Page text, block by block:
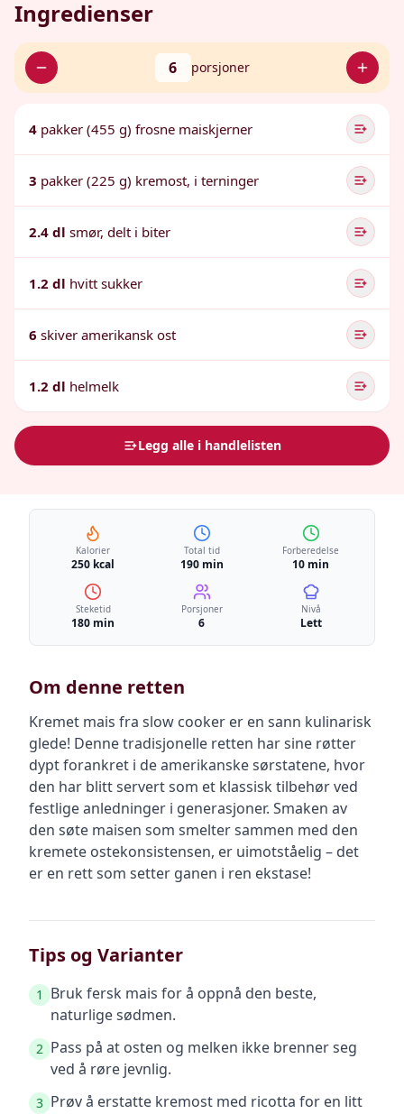
Ingredienser
6 porsjoner
4 pakker (455 g) frosne maiskjerner
3 pakker (225 g) kremost, i terninger
2.4 dl smør, delt i biter
1.2 dl hvitt sukker
6 skiver amerikansk ost
1.2 dl helmelk
Legg alle i handlelisten
Kalorier
250 kcal
Total tid
190 min
Forberedelse
10 min
Steketid
180 min
Porsjoner
6
Nivå
Lett
Om denne retten
Kremet mais fra slow cooker er en sann kulinarisk
glede! Denne tradisjonelle retten har sine røtter
dypt forankret i de amerikanske sørstatene, hvor
den har blitt servert som et klassisk tilbehør ved
festlige anledninger i generasjoner. Smaken av
den søte maisen som smelter sammen med den
kremete ostekonsistensen, er uimotståelig – det
er en rett som setter ganen i ren ekstase!
Tips og Varianter
1
Bruk fersk mais for å oppnå den beste,
naturlige sødmen.
2 Pass på at osten og melken ikke brenner seg
ved å røre jevnlig.
3 Prøv å erstatte kremost med ricotta for en litt